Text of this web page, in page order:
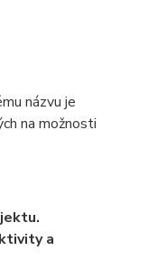
názvu je
na možnosti
a